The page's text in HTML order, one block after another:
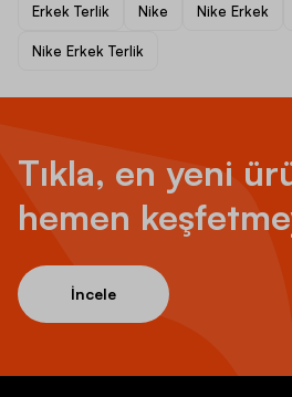
Erkek Terlik Nike Nike Erkek
Nike Erkek Terlik
Tıkla, en yeni
hemen
İncele